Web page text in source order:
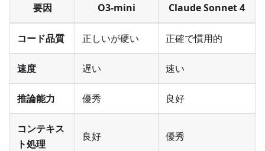
要因 O3-mini Claude Sonnet 4
コード品質 正しいが硬い 正確で慣用的
速度 遅い 速い
推論能力 優秀 良好
コンテキス
ト処理
良好 優秀